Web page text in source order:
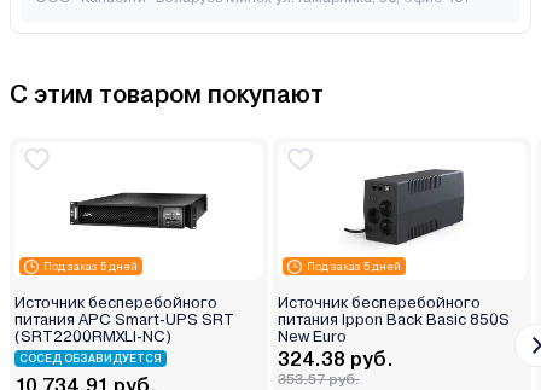
С этим товаром покупают
Под заказ 5 дней
Источник бесперебойного
питания APC Smart-UPS SRT
(SRT2200RMXLI-NC)
СОСЕД ОБЗАВИДУЕТСЯ
Под заказ 5 дней
Источник бесперебойного
питания Ippon Back Basic 850S
New Euro
324.38 руб.
353.57 руб.